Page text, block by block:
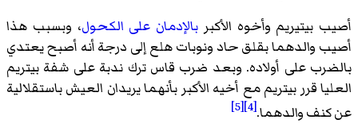
أصيب بيتيريم وأخوه الأكبر بالإدمان على الكحول، وبسبب هذا
أصيب والدهما بقلق حاد ونوبات هلع إلى درجة أنه أصبح يعتدي
بالضرب على أولاده. وبعد ضرب قاس ترك ندبة على شفة بيتريم
العليا قرر بيتريم مع أخيه الأكبر بأنهما يريدان العيش باستقلالية
عن كنف والدهما.[4]
[5]